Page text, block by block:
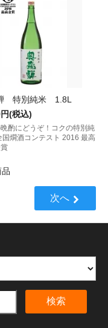
特別純米 1.8L
(税込)
酌にどうぞ！コクの特別純
国燗酒コンテスト 2016 最高
次へ
検索